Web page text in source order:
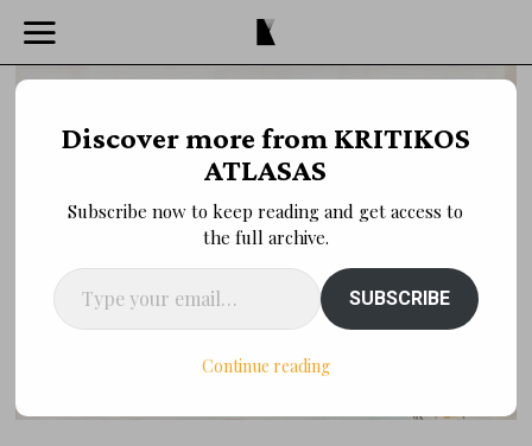
Discover more from KRITIKOS
ATLASAS
Subscribe now to keep reading and get access to
the full archive.
Type your email…
SUBSCRIBE
Continue reading